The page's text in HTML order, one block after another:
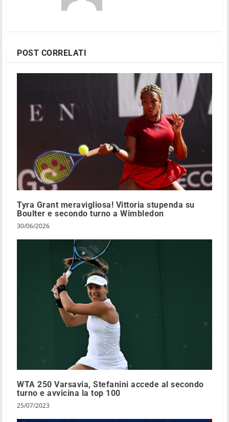
POST CORRELATI
Tyra Grant meravigliosa! Vittoria stupenda su
Boulter e secondo turno a Wimbledon
30/06/2026
WTA 250 Varsavia, Stefanini accede al secondo
turno e avvicina la top 100
25/07/2023